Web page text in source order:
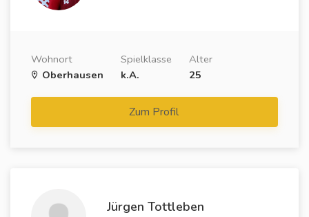
Wohnort
Oberhausen
Spielklasse
k.A.
Alter
25
Zum Profil
Jürgen Tottleben